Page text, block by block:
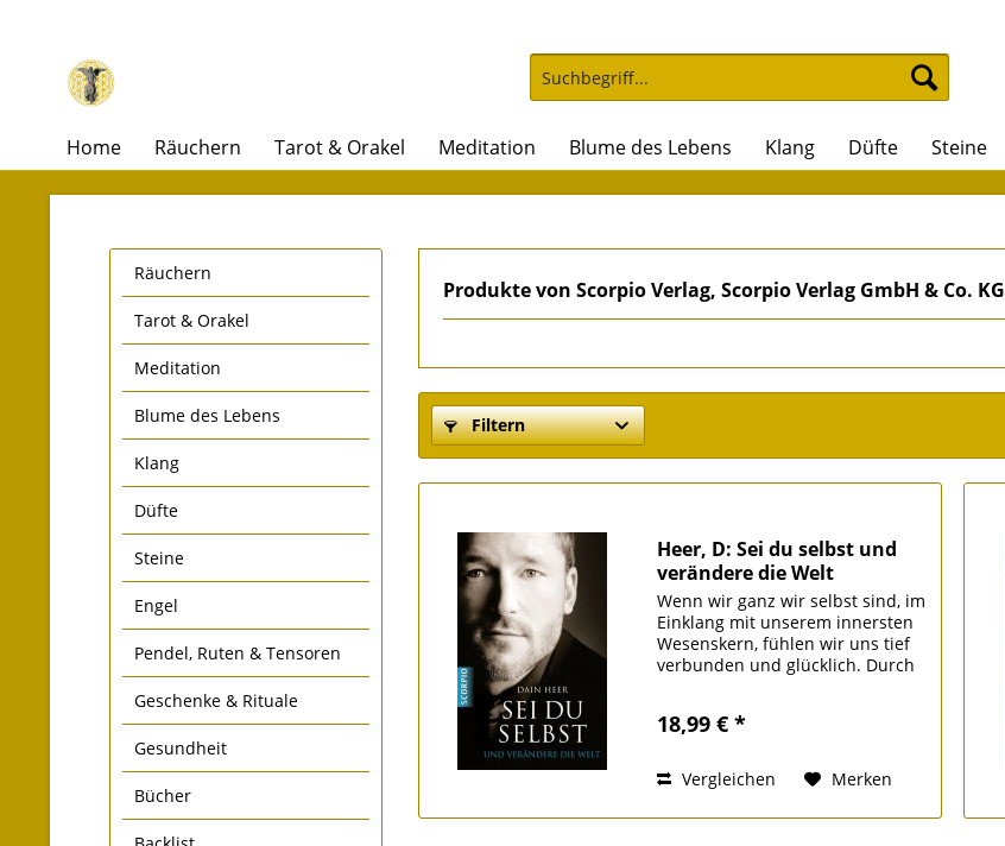
Home Räuchern Tarot & Orakel Meditation Blume des Lebens Klang Düfte Steine
Räuchern
Tarot & Orakel
Meditation
Blume des Lebens
Klang
Düfte
Steine
Engel
Pendel, Ruten & Tensoren
Geschenke & Rituale
Gesundheit
Bücher
Produkte von Scorpio Verlag, Scorpio Verlag GmbH & Co. KG
Filtern
Heer, D: Sei du selbst und
verändere die Welt
Wenn wir ganz wir selbst sind, im
Einklang mit unserem innersten
Wesenskern, fühlen wir uns tief
verbunden und glücklich. Durch
frühen Kindheit verschüttet.
18,99 € *
Vergleichen Merken